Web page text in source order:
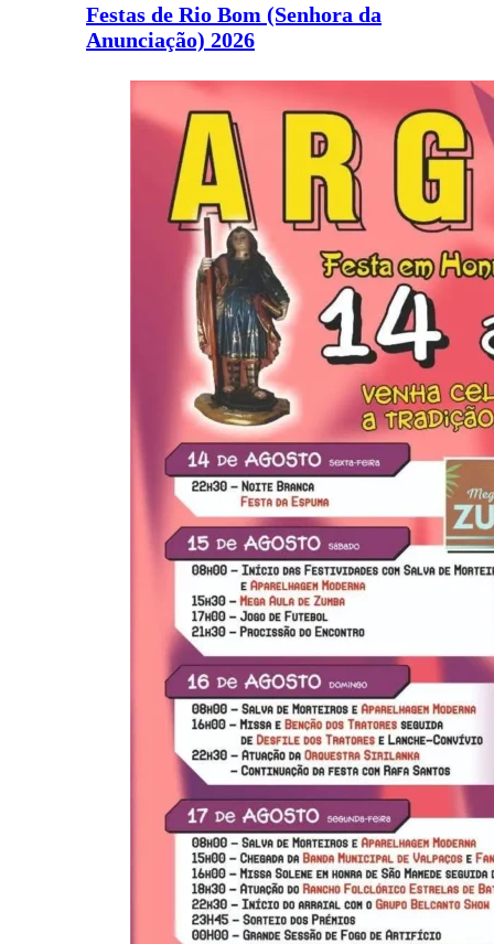
Festas de Rio Bom (Senhora da
Anunciação) 2026